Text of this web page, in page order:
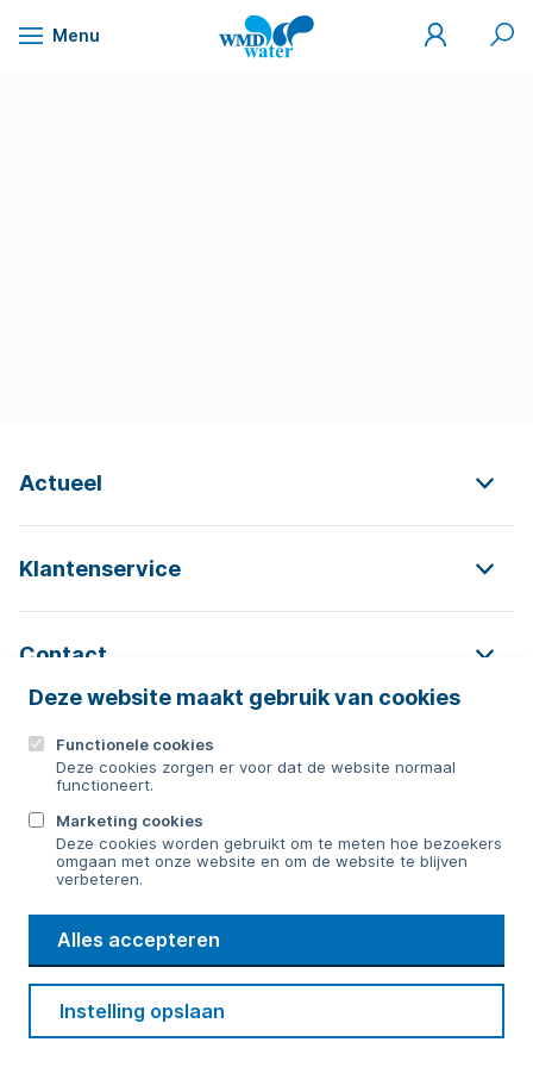
Naar
Deze website maakt gebruik van cookies
Functionele cookies
Deze cookies zorgen er voor dat de website normaal
functioneert.
Marketing cookies
Deze cookies worden gebruikt om te meten hoe bezoekers
omgaan met onze website en om de website te blijven
verbeteren.
Alles accepteren
Instelling opslaan
Menu
WMD
Drinkwater
Mijn
WMD
Zoek
Actueel
Klantenservice
Contact
Contact
Bericht sturen
WMD
Drinkwater
Cookie voorkeuren
Privacy Disclaimer